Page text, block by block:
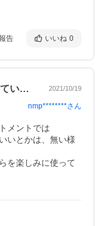
告 いいね 0
トリートメントタイプは色々試しています。 2021/10/19
nmp********さん
メントでは
いとかは、無い様
を楽しみに使って